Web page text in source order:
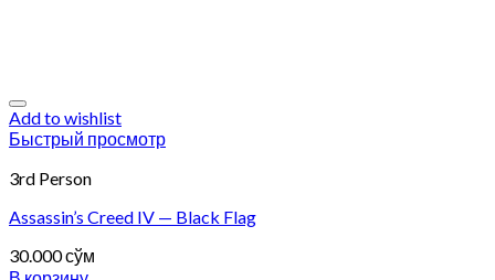
Add to wishlist
Быстрый просмотр
3rd Person
Assassin’s Creed IV — Black Flag
30.000сўм